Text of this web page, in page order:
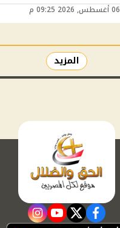
المزيد
facebook
twitter
youtube
instagram